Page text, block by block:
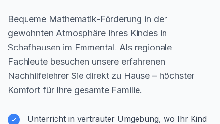
Bequeme Mathematik-Förderung in der
gewohnten Atmosphäre Ihres Kindes in
Schafhausen im Emmental. Als regionale
Fachleute besuchen unsere erfahrenen
Nachhilfelehrer Sie direkt zu Hause – höchster
Komfort für Ihre gesamte Familie.
Unterricht in vertrauter Umgebung, wo Ihr Kind